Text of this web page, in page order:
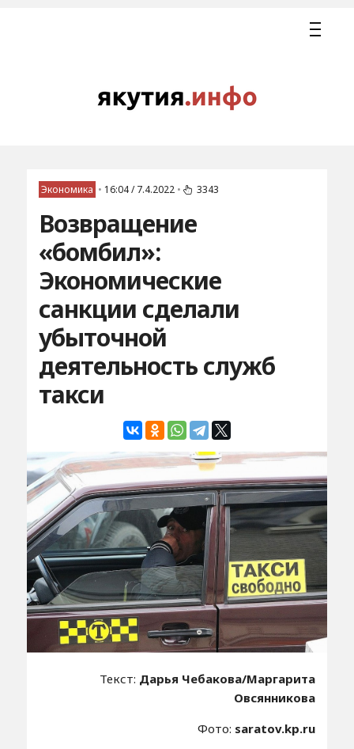
Экономика • 16:04 / 7.4.2022 • 3343
Возвращение
«бомбил»:
Экономические
санкции сделали
убыточной
деятельность служб
такси
Текст: Дарья Чебакова/Маргарита
Овсянникова
Фото: saratov.kp.ru